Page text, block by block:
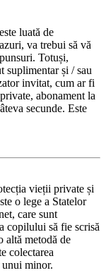
luată de
va trebui să vă
Totuși,
suplimentar și / sau
invitat, cum ar fi
abonament la
secunde. Este
vieții private și
o lege a Statelor
care sunt
copilului să fie scrisă
altă metodă de
colectarea
minor.